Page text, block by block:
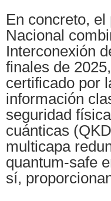
En concreto,
Nacional
Interconexión
finales de
certificado por
información
seguridad
cuánticas
multicapa
quantum-safe
sí,